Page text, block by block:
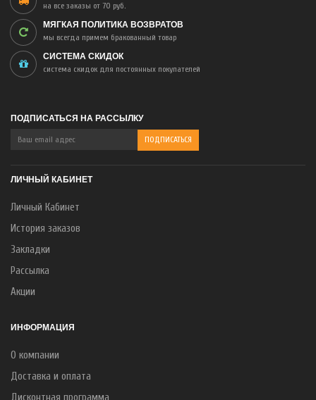
на все заказы от 70 руб.
МЯГКАЯ ПОЛИТИКА ВОЗВРАТОВ
мы всегда примем бракованный товар
СИСТЕМА СКИДОК
система скидок для постоянных покупателей
ПОДПИСАТЬСЯ НА РАССЫЛКУ
ЛИЧНЫЙ КАБИНЕТ
Личный Кабинет
История заказов
Закладки
Рассылка
Акции
ИНФОРМАЦИЯ
О компании
Доставка и оплата
Дисконтная программа